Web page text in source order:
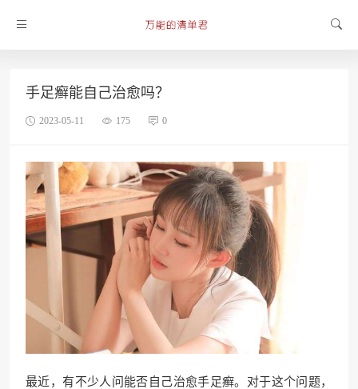
手足癣能自己治愈吗？
2023-05-11 175 0
最近，有不少人问能否自己治愈手足癣。对于这个问题，